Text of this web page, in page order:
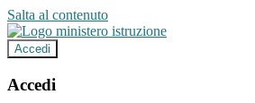
Salta al contenuto
Accedi
Accedi